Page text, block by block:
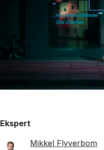
Ekspert
Mikkel Flyverbom